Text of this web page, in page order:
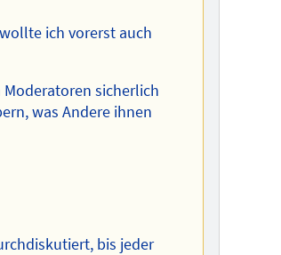
ich vorerst auch
sicherlich
was Andere ihnen
bis jeder